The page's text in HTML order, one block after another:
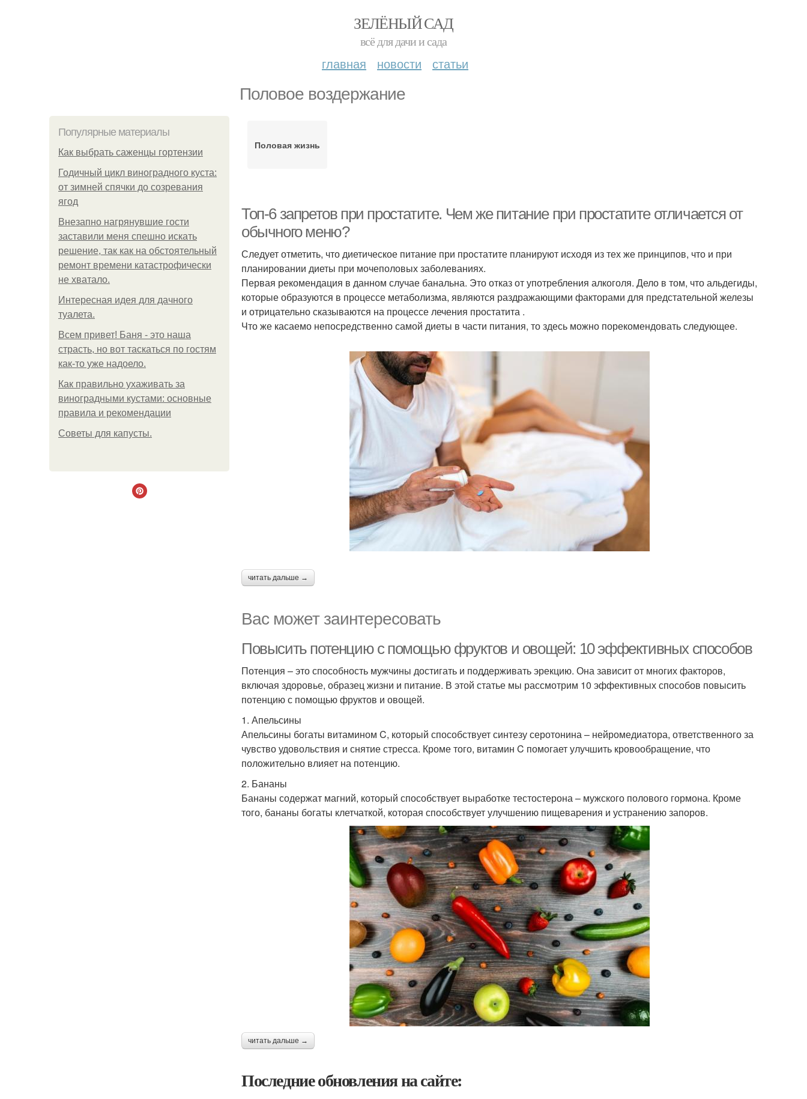
ЗЕЛЁНЫЙ САД
всё для дачи и сада
главная новости статьи
Половое воздержание
Популярные материалы
Как выбрать саженцы гортензии
Годичный цикл виноградного куста:
от зимней спячки до созревания
ягод
Внезапно нагрянувшие гости
заставили меня спешно искать
решение, так как на обстоятельный
ремонт времени катастрофически
не хватало.
Интересная идея для дачного
туалета.
Всем привет! Баня - это наша
страсть, но вот таскаться по гостям
как-то уже надоело.
Как правильно ухаживать за
виноградными кустами: основные
правила и рекомендации
Советы для капусты.
Половая жизнь
Топ-6 запретов при простатите. Чем же питание при простатите отличается от
обычного меню?
Следует отметить, что диетическое питание при простатите планируют исходя из тех же принципов, что и при
планировании диеты при мочеполовых заболеваниях.
Первая рекомендация в данном случае банальна. Это отказ от употребления алкоголя. Дело в том, что альдегиды,
которые образуются в процессе метаболизма, являются раздражающими факторами для предстательной железы
и отрицательно сказываются на процессе лечения простатита .
Что же касаемо непосредственно самой диеты в части питания, то здесь можно порекомендовать следующее.
читать дальше →
Вас может заинтересовать
Повысить потенцию с помощью фруктов и овощей: 10 эффективных способов
Потенция – это способность мужчины достигать и поддерживать эрекцию. Она зависит от многих факторов,
включая здоровье, образец жизни и питание. В этой статье мы рассмотрим 10 эффективных способов повысить
потенцию с помощью фруктов и овощей.
1. Апельсины
Апельсины богаты витамином C, который способствует синтезу серотонина – нейромедиатора, ответственного за
чувство удовольствия и снятие стресса. Кроме того, витамин C помогает улучшить кровообращение, что
положительно влияет на потенцию.
2. Бананы
Бананы содержат магний, который способствует выработке тестостерона – мужского полового гормона. Кроме
того, бананы богаты клетчаткой, которая способствует улучшению пищеварения и устранению запоров.
читать дальше →
Последние обновления на сайте: